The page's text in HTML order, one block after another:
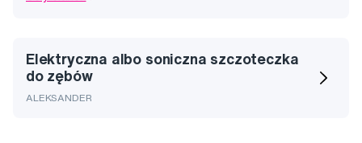
Elektryczna albo soniczna szczoteczka
do zębów
ALEKSANDER